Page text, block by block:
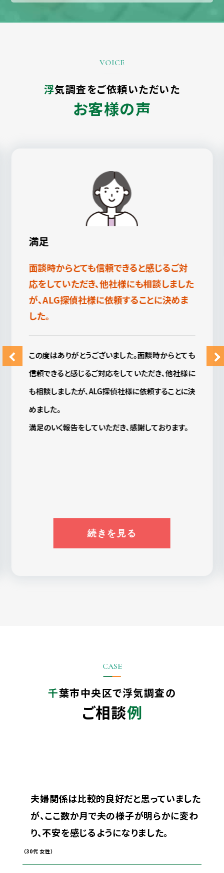
浮気調査をご依頼いただいた
お客様の声
満足
調査の時、リアルタイムでの連絡してもらい
安心しておまかせできました。
大変お世話になりました。こちらの気持を考えて下さ
に連絡下さったことはとてもありがたかったです。
調査の時、リアルタイムでの連絡してもらい安心して
おまかせできました。
費用も報告もすぐにわかるように送ってもらえるの
で、このこともここはいい探偵社だと思います。
〇〇さん、〇〇さん、〇〇さん、〇〇さん、他のみなさ
続きを見る
千葉市中央区で浮気調査の
ご相談例
夫婦関係は比較的良好だと思っていました
が、ここ数か月で夫の様子が明らかに変わ
り、不安を感じるようになりました。
（30代 女性）